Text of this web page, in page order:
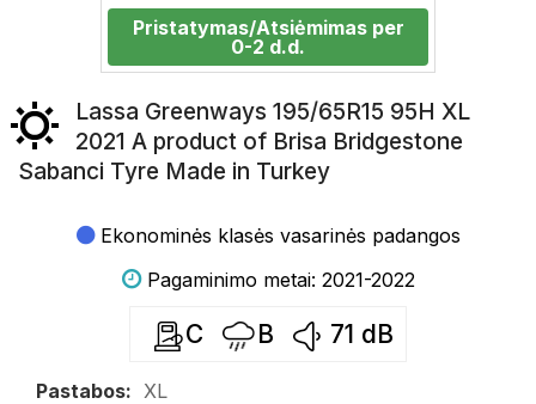
Pristatymas/Atsiėmimas per
0-2 d.d.
Lassa Greenways 195/65R15 95H XL
2021 A product of Brisa Bridgestone
Sabanci Tyre Made in Turkey
Ekonominės klasės vasarinės padangos
Pagaminimo metai: 2021-2022
C B 71 dB
Pastabos: XL